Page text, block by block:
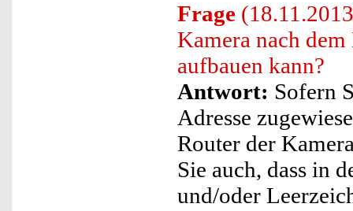
Frage
Kamera nach
aufbauen kann?
Antwort: Sofern
Adresse
Router der
Sie auch, dass in
und/oder